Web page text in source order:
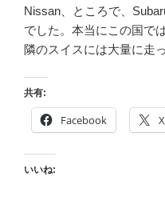
Nissan、ところで、
でした。本当にこの国で
隣のスイスには大量に走
共有:
Facebook X
いいね: